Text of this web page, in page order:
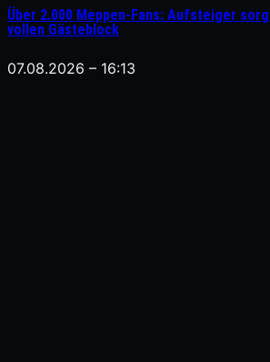
Über 2.000 Meppen-Fans: Aufsteiger
vollen Gästeblock
07.08.2026 – 16:13